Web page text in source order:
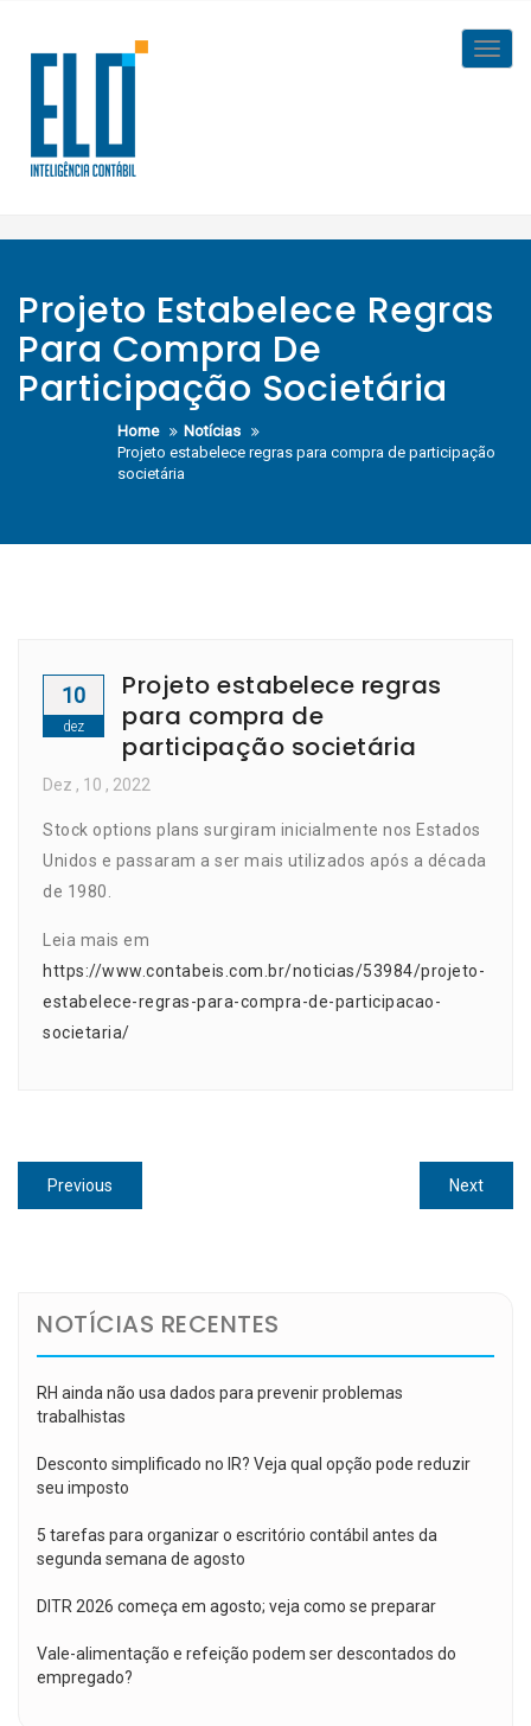
content
Projeto Estabelece Regras
Para Compra De
Participação Societária
Home
Notícias
Projeto estabelece regras para compra de participação
societária
10
dez
Projeto estabelece regras
para compra de
participação societária
Dez , 10 , 2022
Stock options plans surgiram inicialmente nos Estados
Unidos e passaram a ser mais utilizados após a década
de 1980.
Leia mais em
https://www.contabeis.com.br/noticias/53984/projeto-
estabelece-regras-para-compra-de-participacao-
societaria/
Navegação
de
Previous
post:
NextNext
post:
NOTÍCIAS RECENTES
RH ainda não usa dados para prevenir problemas
trabalhistas
Desconto simplificado no IR? Veja qual opção pode reduzir
seu imposto
5 tarefas para organizar o escritório contábil antes da
segunda semana de agosto
DITR 2026 começa em agosto; veja como se preparar
Vale-alimentação e refeição podem ser descontados do
empregado?